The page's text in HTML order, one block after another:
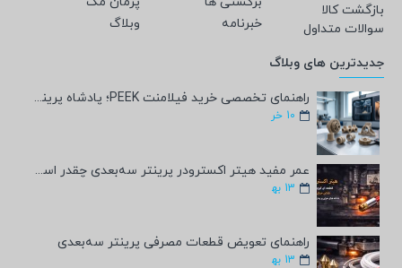
بازگشت کالا
سوالات متداول
خبرنامه
وبلاگ
جدیدترین های وبلاگ
راهنمای تخصصی خرید فیلامنت PEEK؛ پادشاه پرینت سه‌بعدی صنعتی و پزشکی + مشخصات فنی
10 خر
عمر مفید هیتر اکسترودر پرینتر سه‌بعدی چقدر است؟
13 به‍
راهنمای تعویض قطعات مصرفی پرینتر سه‌بعدی
13 به‍